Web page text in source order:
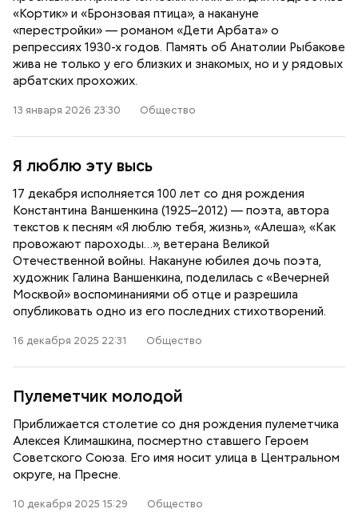
«Кортик» и «Бронзовая птица», а накануне
«перестройки» — романом «Дети Арбата» о
репрессиях 1930-х годов. Память об Анатолии Рыбакове
жива не только у его близких и знакомых, но и у рядовых
арбатских прохожих.
13 января 2026 23:30 Общество
Я люблю эту высь
17 декабря исполняется 100 лет со дня рождения
Константина Ваншенкина (1925–2012) — поэта, автора
текстов к песням «Я люблю тебя, жизнь», «Алеша», «Как
провожают пароходы…», ветерана Великой
Отечественной войны. Накануне юбилея дочь поэта,
художник Галина Ваншенкина, поделилась с «Вечерней
Москвой» воспоминаниями об отце и разрешила
опубликовать одно из его последних стихотворений.
16 декабря 2025 22:31 Общество
Пулеметчик молодой
Приближается столетие со дня рождения пулеметчика
Алексея Климашкина, посмертно ставшего Героем
Советского Союза. Его имя носит улица в Центральном
округе, на Пресне.
10 декабря 2025 15:29 Общество